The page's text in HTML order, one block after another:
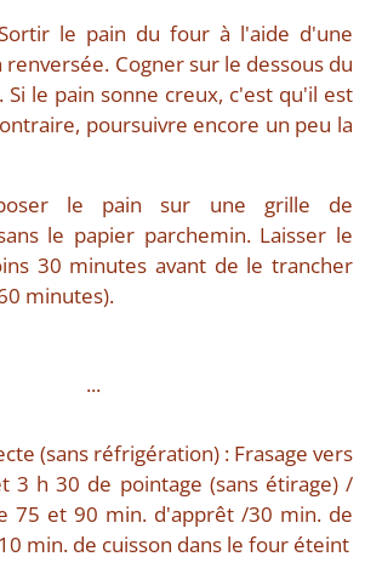
le pain du four à l'aide d'une
renversée. Cogner sur le dessous du
Si le pain sonne creux, c'est qu'il est
poursuivre encore un peu la
le pain sur une grille de
le papier parchemin. Laisser le
30 minutes avant de le trancher
minutes).
...
(sans réfrigération) : Frasage vers
3 h 30 de pointage (sans étirage) /
75 et 90 min. d'apprêt /30 min. de
min. de cuisson dans le four éteint